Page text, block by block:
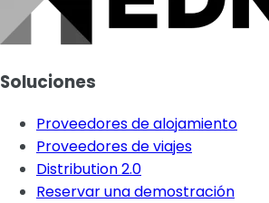
Soluciones
Proveedores de alojamiento
Proveedores de viajes
Distribution 2.0
Reservar una demostración